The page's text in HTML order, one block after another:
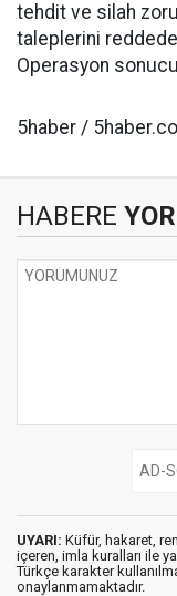
tehdit ve silah
taleplerini
Operasyon
5haber /
HABERE
UYARI: Küfür, hakaret,
içeren, imla kuralları ile
Türkçe karakter
onaylanmamaktadır.